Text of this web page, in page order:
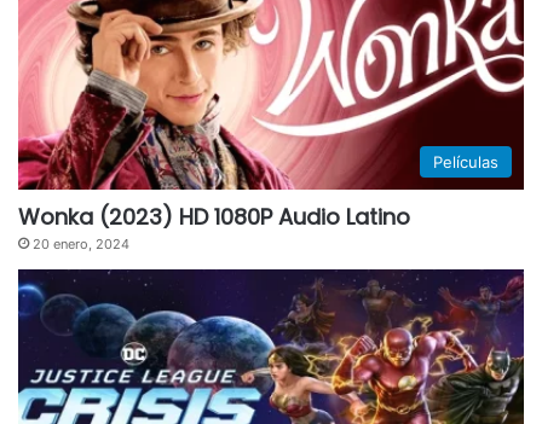
Películas
Wonka (2023) HD 1080P Audio Latino
20 enero, 2024